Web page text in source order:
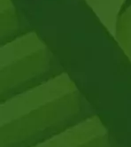
却フ
用、
リュ
台湾に拠点を置
は、グローバル
信頼を得ていま
ために生産ライ